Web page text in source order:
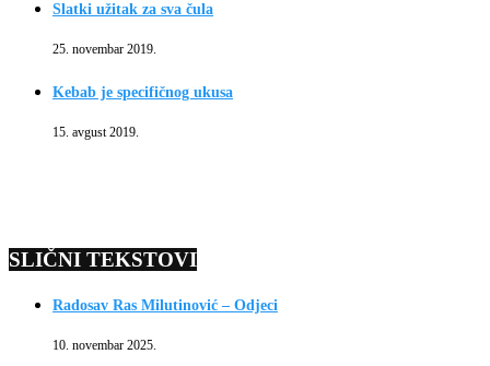
Slatki užitak za sva čula
25. novembar 2019.
Kebab je specifičnog ukusa
15. avgust 2019.
SLIČNI TEKSTOVI
Radosav Ras Milutinović – Odjeci
10. novembar 2025.